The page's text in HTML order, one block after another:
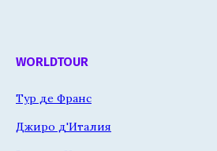
WORLDTOUR
Тур де Франс
Джиро д'Италия